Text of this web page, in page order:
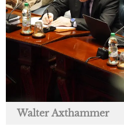
Walter Axthammer